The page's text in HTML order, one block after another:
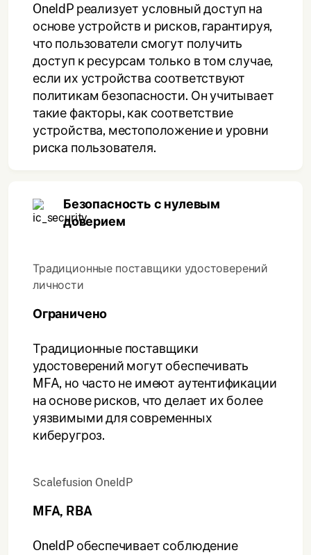
OneIdP реализует условный доступ на
основе устройств и рисков, гарантируя,
что пользователи смогут получить
доступ к ресурсам только в том случае,
если их устройства соответствуют
политикам безопасности. Он учитывает
такие факторы, как соответствие
устройства, местоположение и уровни
риска пользователя.
Безопасность с нулевым
доверием
Традиционные поставщики удостоверений
личности
Ограничено
Традиционные поставщики
удостоверений могут обеспечивать
MFA, но часто не имеют аутентификации
на основе рисков, что делает их более
уязвимыми для современных
киберугроз.
Scalefusion OneIdP
MFA, RBA
OneIdP обеспечивает соблюдение